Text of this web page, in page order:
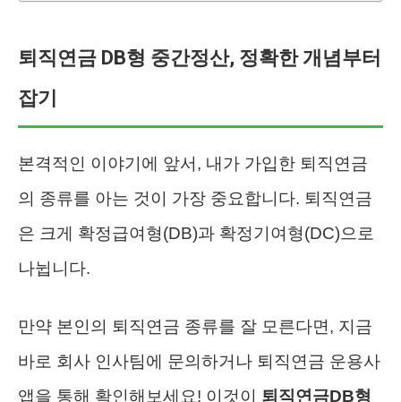
퇴직연금 DB형 중간정산, 정확한 개념부터
잡기
본격적인 이야기에 앞서, 내가 가입한 퇴직연금
의 종류를 아는 것이 가장 중요합니다. 퇴직연금
은 크게 확정급여형(DB)과 확정기여형(DC)으로
나뉩니다.
만약 본인의 퇴직연금 종류를 잘 모른다면, 지금
바로 회사 인사팀에 문의하거나 퇴직연금 운용사
앱을 통해 확인해보세요! 이것이 퇴직연금DB형